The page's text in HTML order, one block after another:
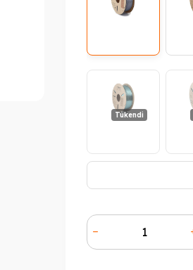
Tükendi